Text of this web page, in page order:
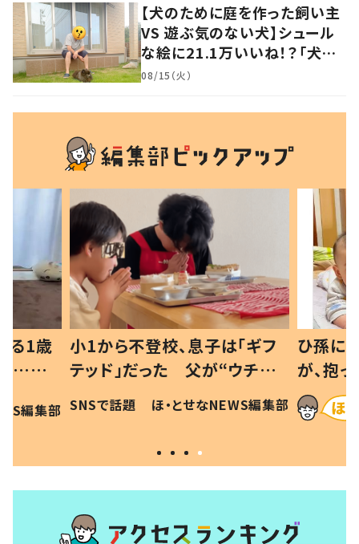
【犬のために庭を作った飼い主
VS 遊ぶ気のない犬】シュール
な絵に21.1万いいね！？「犬の
強い意志を感じる」
08/15（火）
る1歳
…母
現行
編集部
小1から不登校、息子は「ギフ
テッド」だった 父が“ウチ給
食”を作り続ける理由とは #令
和の親 #令和の子
SNSで話題 ほ・とせなNEWS編集部
ひ孫に
が、抱
に「涙
方ない」